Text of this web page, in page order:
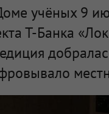
учёных 9
Т-Банка